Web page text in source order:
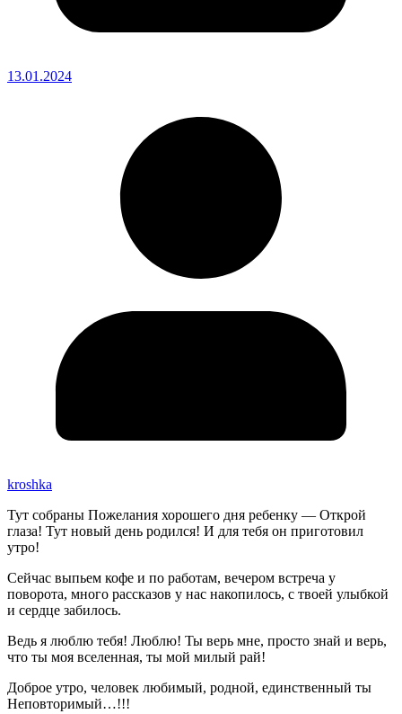
13.01.2024
kroshka
Тут собраны Пожелания хорошего дня ребенку — Открой
глаза! Тут новый день родился! И для тебя он приготовил
утро!
Сейчас выпьем кофе и по работам, вечером встреча у
поворота, много рассказов у нас накопилось, с твоей улыбкой
и сердце забилось.
Ведь я люблю тебя! Люблю! Ты верь мне, просто знай и верь,
что ты моя вселенная, ты мой милый рай!
Доброе утро, человек любимый, родной, единственный ты
Неповторимый…!!!